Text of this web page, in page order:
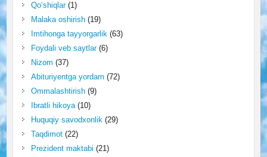
Qo‘shiqlar(1)
Malaka oshirish(19)
Imtihonga tayyorgarlik(63)
Foydali veb saytlar(6)
Nizom (37)
Abituriyentga yordam (72)
Ommalashtirish(9)
Ibratli hikoya(10)
Huquqiy savodxonlik(29)
Taqdimot(22)
Prezident maktabi (21)